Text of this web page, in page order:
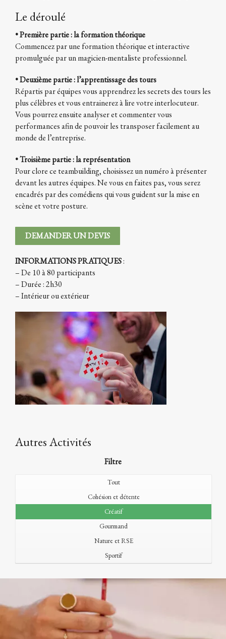
Le déroulé
• Première partie : la formation théorique
Commencez par une formation théorique et interactive
promulguée par un magicien-mentaliste professionnel.
• Deuxième partie : l’apprentissage des tours
Répartis par équipes vous apprendrez les secrets des tours les
plus célèbres et vous entrainerez à lire votre interlocuteur.
Vous pourrez ensuite analyser et commenter vous
performances afin de pouvoir les transposer facilement au
monde de l’entreprise.
• Troisième partie : la représentation
Pour clore ce teambuilding, choisissez un numéro à présenter
devant les autres équipes. Ne vous en faites pas, vous serez
encadrés par des comédiens qui vous guident sur la mise en
scène et votre posture.
DEMANDER UN DEVIS
INFORMATIONS PRATIQUES:
– De 10 à 80 participants
– Durée : 2h30
– Intérieur ou extérieur
Autres Activités
Filtre
Tout
Cohésion et détente
Créatif
Gourmand
Nature et RSE
Sportif